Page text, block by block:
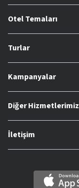
Otel Temaları
Turlar
Kampanyalar
Diğer Hizmetlerimiz
İletişim